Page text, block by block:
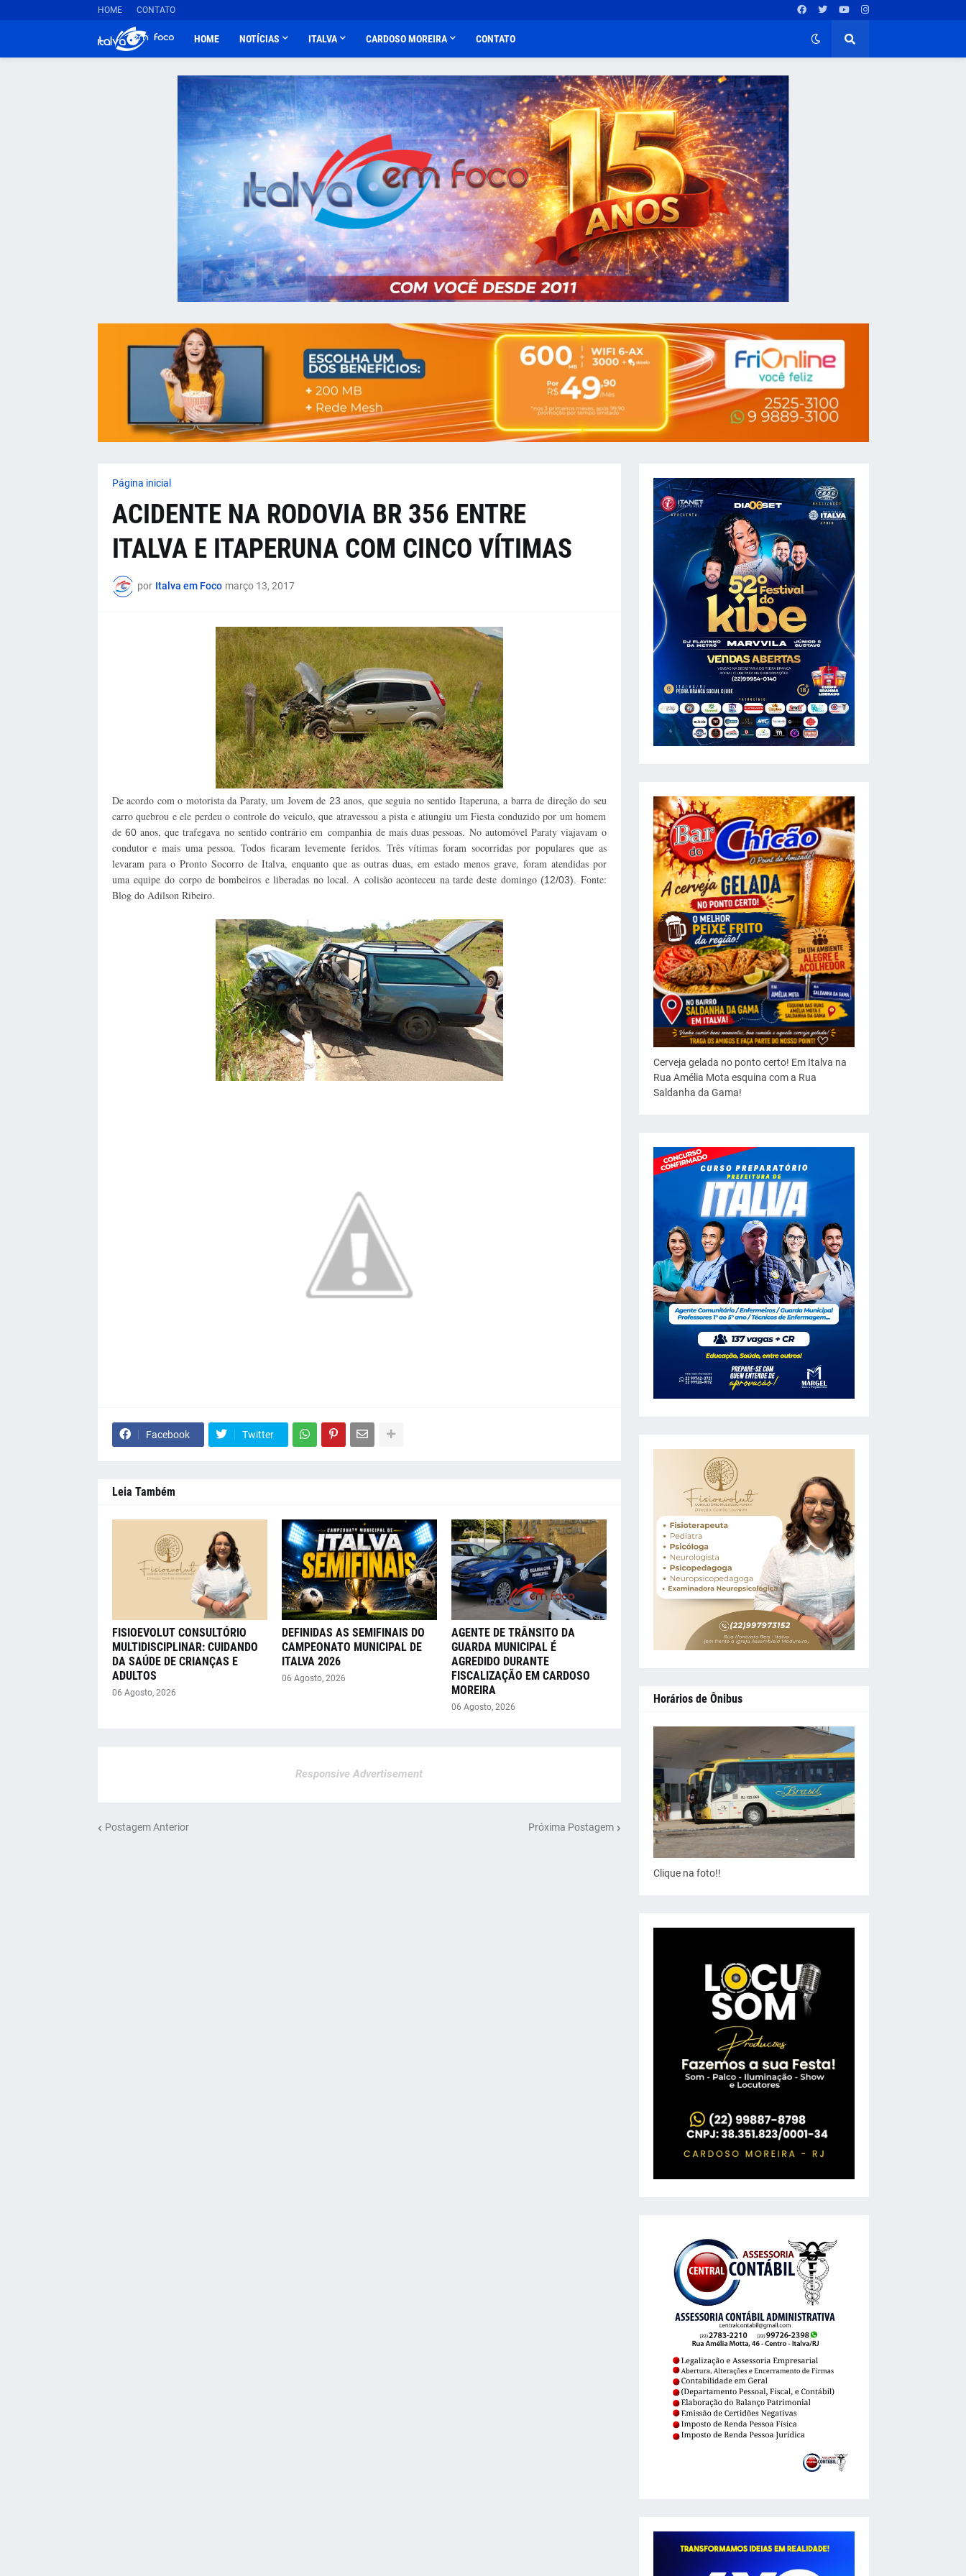
HOME CONTATO
HOME NOTÍCIAS ITALVA CARDOSO MOREIRA CONTATO
Página inicial
ACIDENTE NA RODOVIA BR 356 ENTRE
ITALVA E ITAPERUNA COM CINCO VÍTIMAS
por Italva em Foco março 13, 2017
De acordo com o motorista da Paraty, um Jovem de 23 anos, que seguia no sentido Itaperuna, a barra de direção do seu
carro quebrou e ele perdeu o controle do veiculo, que atravessou a pista e atiungiu um Fiesta conduzido por um homem
de 60anos, que trafegava no sentido contrário em companhia de mais duas pessoas. No automóvel Paraty viajavam o
condutor e mais uma pessoa. Todos ficaram levemente feridos. Três vítimas foram socorridas por populares que as
levaram para o Pronto Socorro de Italva, enquanto que as outras duas, em estado menos grave, foram atendidas por
uma equipe do corpo de bombeiros e liberadas no local. A colisão aconteceu na tarde deste domingo (12/03). Fonte:
Blog do Adilson Ribeiro.
Facebook Twitter
Leia Também
FISIOEVOLUT CONSULTÓRIO
MULTIDISCIPLINAR: CUIDANDO
DA SAÚDE DE CRIANÇAS E
ADULTOS
06 Agosto, 2026
DEFINIDAS AS SEMIFINAIS DO
CAMPEONATO MUNICIPAL DE
ITALVA 2026
06 Agosto, 2026
AGENTE DE TRÂNSITO DA
GUARDA MUNICIPAL É
AGREDIDO DURANTE
FISCALIZAÇÃO EM CARDOSO
MOREIRA
06 Agosto, 2026
Responsive Advertisement
Postagem Anterior Próxima Postagem
Cerveja gelada no ponto certo! Em Italva na
Rua Amélia Mota esquina com a Rua
Saldanha da Gama!
Horários de Ônibus
Clique na foto!!